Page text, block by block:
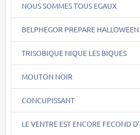
NOUS SOMMES TOUS EGAUX
BELPHEGOR PREPARE HALLOWEEN
TRISOBIQUE NIQUE LES BIQUES
MOUTON NOIR
CONCUPISSANT
LE VENTRE EST ENCORE FECOND D'